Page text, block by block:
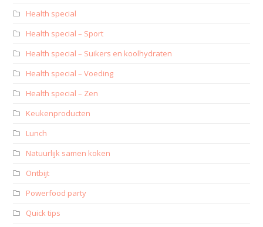
Health special
Health special – Sport
Health special – Suikers en koolhydraten
Health special – Voeding
Health special – Zen
Keukenproducten
Lunch
Natuurlijk samen koken
Ontbijt
Powerfood party
Quick tips